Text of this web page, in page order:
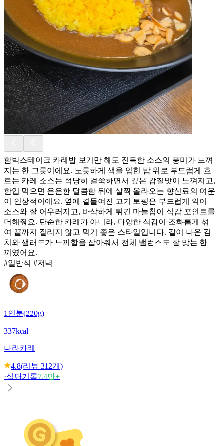
함박스테이크 카레밥 보기만 해도 진득한 소스의 풍미가 느껴
지는 한 그릇이에요. 노릇하게 색을 입힌 밥 위로 부드럽게 흐
르는 카레 소스는 적당히 걸쭉하면서 깊은 감칠맛이 느껴지고,
한입 먹으면 은은한 달콤함 뒤에 살짝 올라오는 향신료의 여운
이 인상적이에요. 옆에 곁들여진 고기 토핑은 부드럽게 익어
소스와 잘 어우러지고, 바삭하게 튀긴 마늘칩이 식감 포인트를
더해줘요. 단순한 카레가 아니라, 다양한 식감이 조화롭게 섞
여 끝까지 질리지 않고 먹기 좋은 스타일입니다. 같이 나온 김
치와 샐러드가 느끼함을 잡아줘서 전체 밸런스도 잘 맞는 한
끼였어요.
#일반식 #저녁
1인분(220g)
337kcal
나라카레
4.8(리뷰 312개)
·식단기록7.4만+